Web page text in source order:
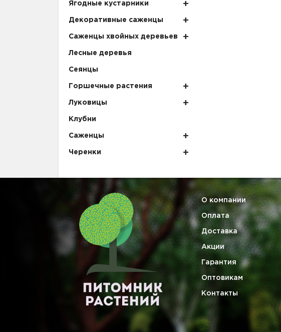
Ягодные кустарники
Декоративные саженцы
Саженцы хвойных деревьев
Лесные деревья
Сеянцы
Горшечные растения
Луковицы
Клубни
Саженцы
Черенки
О компании
Оплата
Доставка
Акции
Гарантия
Оптовикам
Контакты